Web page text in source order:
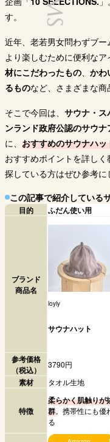
す。
近年、老若男女問わずブ
より楽しむために便利なア
材にこだわったもの、 かわ
るものなど、さまざまな商
そこで今回は、 サウナ・ス
ンランド政府公認のサウ
に、 おすすめのサウナハッ
おすすめポイントを詳し
探している方はぜひ参考に
この記事で紹介している
目的 ふだん使い用
ブランド
商品名
loyly
サウナハット
参考価格
（税込）
3790円
素材 タオル生地
特徴
柔らかく肌触りが
群。携帯性にも優
る
購入サイト
Amazon
楽天市場
Yahoo!